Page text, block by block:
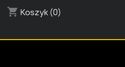
shopping_cart Koszyk (0)